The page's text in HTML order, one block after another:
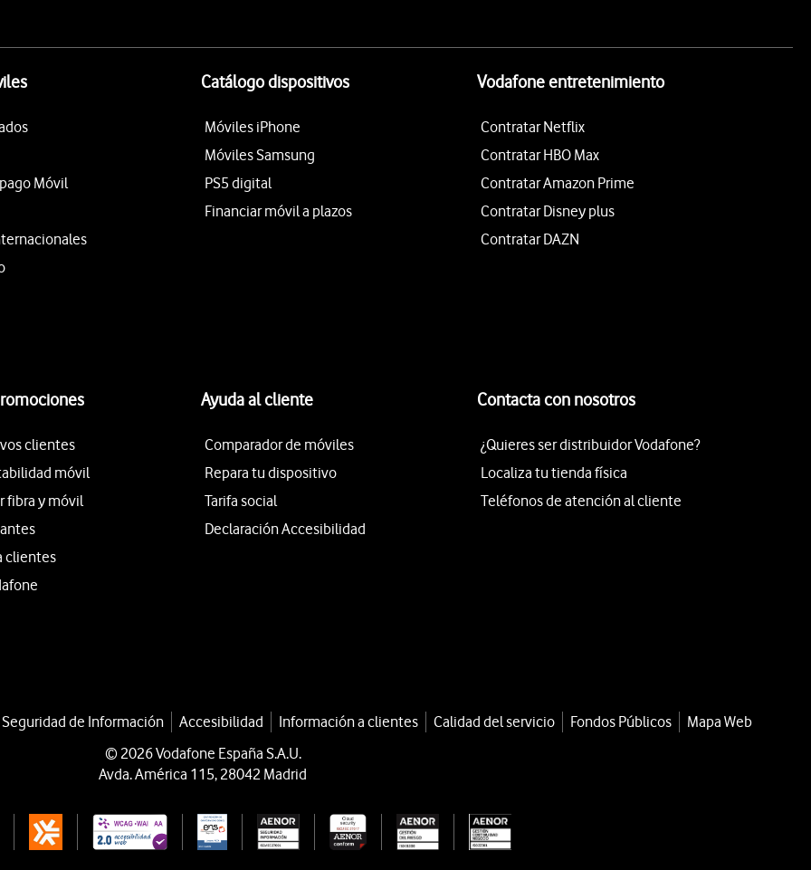
Móvil
Catálogo dispositivos
Móviles iPhone
Móviles Samsung
PS5 digital
Financiar móvil a plazos
Vodafone entretenimiento
Contratar Netflix
Contratar HBO Max
Contratar Amazon Prime
Contratar Disney plus
Contratar DAZN
clientes
móvil
fibra y móvil
clientes
Ayuda al cliente
Comparador de móviles
Repara tu dispositivo
Tarifa social
Declaración Accesibilidad
Contacta con nosotros
¿Quieres ser distribuidor Vodafone?
Localiza tu tienda física
Teléfonos de atención al cliente
de Información Accesibilidad Información a clientes Calidad del servicio Fondos Públicos
Mapa Web
© 2026 Vodafone España S.A.U.
Avda. América 115, 28042 Madrid